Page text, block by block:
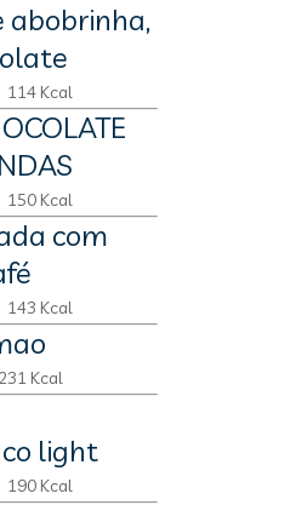
abobrinha,
114 Kcal
150 Kcal
com
143 Kcal
231 Kcal
light
190 Kcal